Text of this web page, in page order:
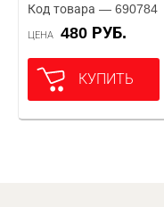
Код товара — 690784
ЦЕНА 480 РУБ.
КУПИТЬ